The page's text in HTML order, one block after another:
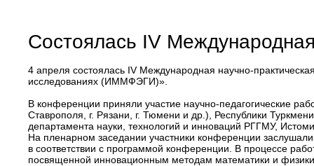
Состоялась IV
4 апреля состоялась IV Международная научно-
исследованиях (ИММФЭГИ)».
В конференции приняли участие научно-педагогические
Ставрополя, г. Рязани, г. Тюмени и др.), Республики
департамента науки, технологий и инноваций РГГМУ,
На пленарном заседании участники конференции
в соответствии с программой конференции. В процессе
посвященной инновационным методам математики и